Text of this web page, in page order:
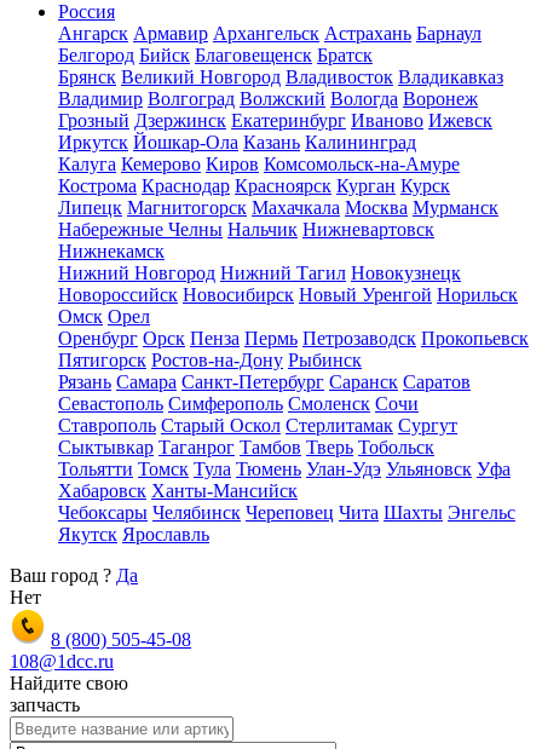
Россия
Ангарск Армавир Архангельск Астрахань Барнаул
Белгород Бийск Благовещенск Братск
Брянск Великий Новгород Владивосток Владикавказ
Владимир Волгоград Волжский Вологда Воронеж
Грозный Дзержинск Екатеринбург Иваново Ижевск
Иркутск Йошкар-Ола Казань Калининград
Калуга Кемерово Киров Комсомольск-на-Амуре
Кострома Краснодар Красноярск Курган Курск
Липецк Магнитогорск Махачкала Москва Мурманск
Набережные Челны Нальчик Нижневартовск
Нижнекамск
Нижний Новгород Нижний Тагил Новокузнецк
Новороссийск Новосибирск Новый Уренгой Норильск
Омск Орел
Оренбург Орск Пенза Пермь Петрозаводск Прокопьевск
Пятигорск Ростов-на-Дону Рыбинск
Рязань Самара Санкт-Петербург Саранск Саратов
Севастополь Симферополь Смоленск Сочи
Ставрополь Старый Оскол Стерлитамак Сургут
Сыктывкар Таганрог Тамбов Тверь Тобольск
Тольятти Томск Тула Тюмень Улан-Удэ Ульяновск Уфа
Хабаровск Ханты-Мансийск
Чебоксары Челябинск Череповец Чита Шахты Энгельс
Якутск Ярославль
Ваш город ? Да
Нет
8 (800) 505-45-08
108@1dcc.ru
Найдите свою
запчасть